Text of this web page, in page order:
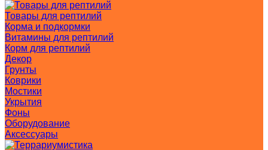
Товары для рептилий
Корма и подкормки
Витамины для рептилий
Корм для рептилий
Декор
Грунты
Коврики
Мостики
Укрытия
Фоны
Оборудование
Аксессуары